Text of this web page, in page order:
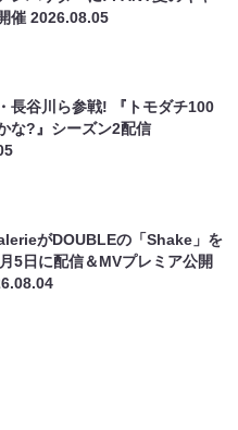
催2026.08.05
長谷川ら参戦! 『トモダチ100
な?』シーズン2配信
がDOUBLEの「Shake」を
5日に配信＆MVプレミア公開